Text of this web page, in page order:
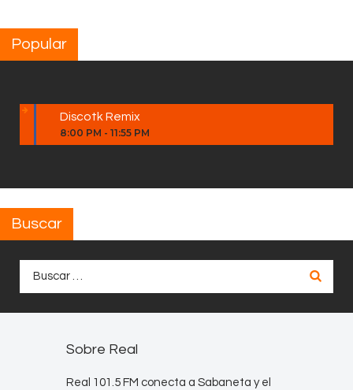
Popular
Discotk Remix
8:00 PM - 11:55 PM
Buscar
Sobre Real
Real 101.5 FM conecta a Sabaneta y el